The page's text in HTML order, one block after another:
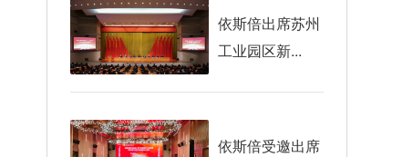
依斯倍出席苏州
工业园区新...
依斯倍受邀出席